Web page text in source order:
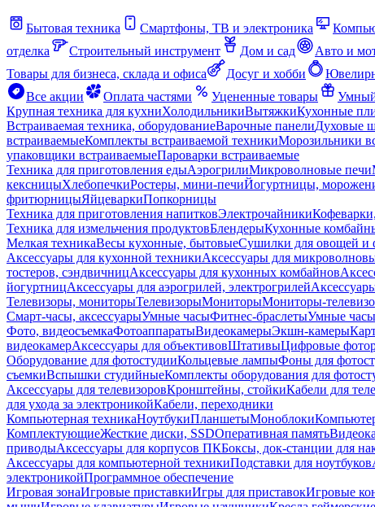
Бытовая техника Смартфоны, ТВ и электроника
отделка
Строительный инструмент Дом и сад Авто и
Товары для бизнеса, склада и офиса
Досуг и хобби
Все акции
Оплата частями Уцененные товары Умный
Крупная техника для кухниХолодильникиВытяжкиКухонные
Встраиваемая техника, оборудованиеВарочные панелиДуховые
встраиваемыеКомплекты встраиваемой техникиМорозильники
упаковщики встраиваемыеПароварки встраиваемые
Техника для приготовления едыАэрогрилиМикроволновые печи
кексницыХлебопечкиРостеры, мини-печиЙогуртницы,
фритюрницыЯйцеваркиПопкорницы
Техника для приготовления напитковЭлектрочайники
Техника для измельчения продуктовБлендерыКухонные
Мелкая техникаВесы кухонные, бытовыеСушилки для овощей и
Аксессуары для кухонной техникиАксессуары для
тостеров, сэндвичницАксессуары для кухонных комбайнов
йогуртницАксессуары для аэрогрилей, электрогрилей
Телевизоры, мониторыТелевизорыМониторыМониторы-
Смарт-часы, аксессуарыУмные часыФитнес-браслетыУмные часы
Фото, видеосъемкаФотоаппаратыВидеокамерыЭкшн-камеры
видеокамерАксессуары для объективовШтативыЦифровые
Оборудование для фотостудииКольцевые лампыФоны для
съемкиВспышки студийныеКомплекты оборудования для
Аксессуары для телевизоровКронштейны, стойкиКабели для
для ухода за электроникойКабели, переходники
Компьютерная техникаНоутбукиПланшетыМоноблоки
КомплектующиеЖесткие диски, SSDОперативная память
приводыАксессуары для корпусов ПКБоксы, док-станции для
Аксессуары для компьютерной техникиПодставки для ноутбуков
электроникойПрограммное обеспечение
Игровая зонаИгровые приставкиИгры для приставокИгровые